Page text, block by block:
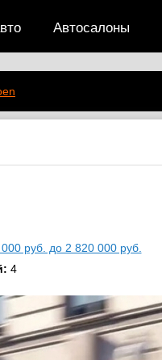
Автосалоны
руб. до 2 820 000 руб.
4